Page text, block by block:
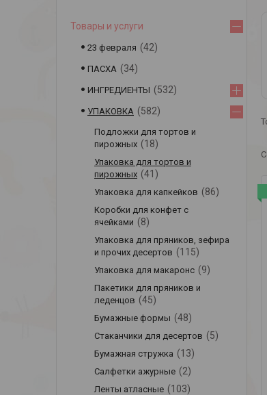
Товары и услуги
23 февраля 42
ПАСХА 34
ИНГРЕДИЕНТЫ 532
УПАКОВКА 582
Подложки для тортов и
пирожных
18
Упаковка для тортов и
пирожных
41
Упаковка для капкейков 86
Коробки для конфет с
ячейками
8
Упаковка для пряников, зефира
и прочих десертов
115
Упаковка для макаронс 9
Пакетики для пряников и
леденцов
45
Бумажные формы 48
Стаканчики для десертов 5
Бумажная стружка 13
Салфетки ажурные 2
Ленты атласные 103